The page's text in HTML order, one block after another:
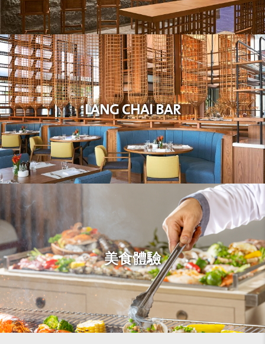
LANG CHAI BAR
美食體驗